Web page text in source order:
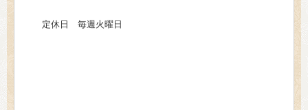
定休日 毎週火曜日